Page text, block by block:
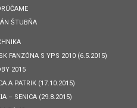
ŠTUBŇA
FANZÓNA S YPS 2010 (6.5.2015)
2015
A PATRIK (17.10.2015)
– SENICA (29.8.2015)